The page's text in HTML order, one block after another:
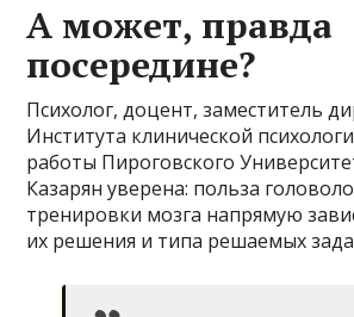
А может, правда
посередине?
Психолог, доцент, заместитель
Института клинической
работы Пироговского
Казарян уверена: польза
тренировки мозга напрямую
их решения и типа решаемых